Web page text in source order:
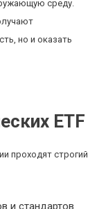
среду.
но и оказать
ETF
проходят строгий
и стандартов